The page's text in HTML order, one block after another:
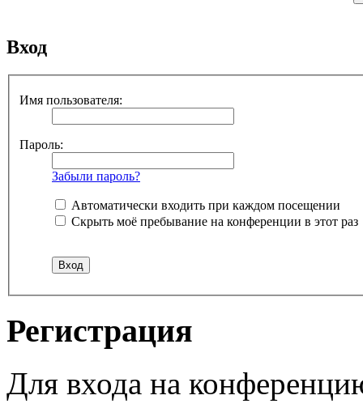
Вход
Имя пользователя:
Пароль:
Забыли пароль?
Автоматически входить при каждом посещении
Скрыть моё пребывание на конференции в этот раз
Регистрация
Для входа на